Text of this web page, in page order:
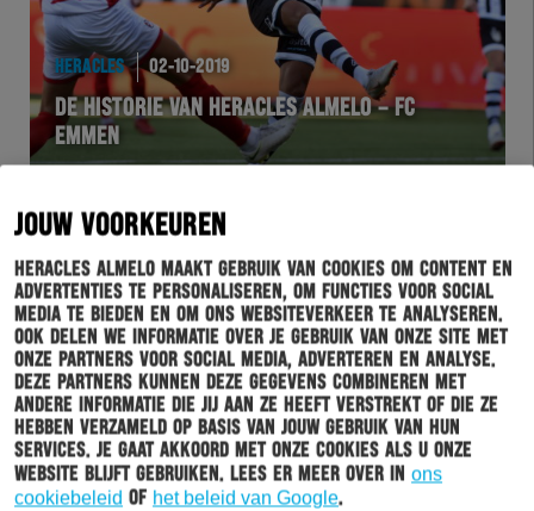
JOUW VOORKEUREN
Heracles Almelo maakt gebruik van cookies om content en
advertenties te personaliseren, om functies voor social
media te bieden en om ons websiteverkeer te analyseren.
Ook delen we informatie over je gebruik van onze site met
onze partners voor social media, adverteren en analyse.
Deze partners kunnen deze gegevens combineren met
andere informatie die jij aan ze heeft verstrekt of die ze
hebben verzameld op basis van jouw gebruik van hun
services. Je gaat akkoord met onze cookies als u onze
website blijft gebruiken. Lees er meer over in ons
cookiebeleid of het beleid van Google.
HERACLES 02-10-2019
DE HISTORIE VAN HERACLES ALMELO – FC
EMMEN
HERACLES 02-10-2019
BRANDLEY KUWAS NEEMT AFSCHEID BIJ